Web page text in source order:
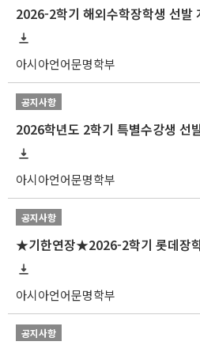
2026-2학기 해외수학장학생 선
아시아언어문명학부
공지사항
2026학년도 2학기 특별수강생 선
아시아언어문명학부
공지사항
아시아언어문명학부
공지사항